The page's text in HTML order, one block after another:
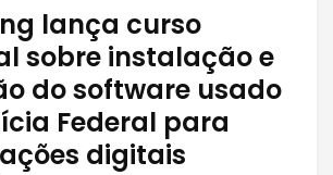
lança curso
sobre instalação e
do software usado
Federal para
digitais